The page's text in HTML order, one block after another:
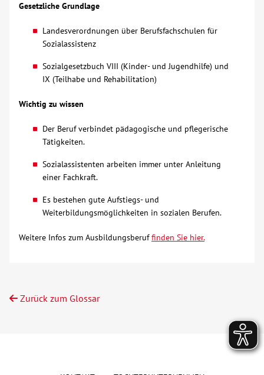
Gesetzliche Grundlage
Landesverordnungen über Berufsfachschulen für
Sozialassistenz
Sozialgesetzbuch VIII (Kinder- und Jugendhilfe) und
IX (Teilhabe und Rehabilitation)
Wichtig zu wissen
Der Beruf verbindet pädagogische und pflegerische
Tätigkeiten.
Sozialassistenten arbeiten immer unter Anleitung
einer Fachkraft.
Es bestehen gute Aufstiegs- und
Weiterbildungsmöglichkeiten in sozialen Berufen.
Weitere Infos zum Ausbildungsberuffinden Sie hier.
Zurück zum Glossar